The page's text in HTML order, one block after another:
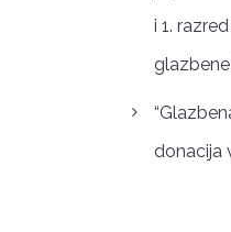
i 1.
donacija